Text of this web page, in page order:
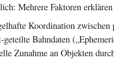
Mehrere Faktoren
Koordination zwischen
Bahndaten
Zunahme an Objekten